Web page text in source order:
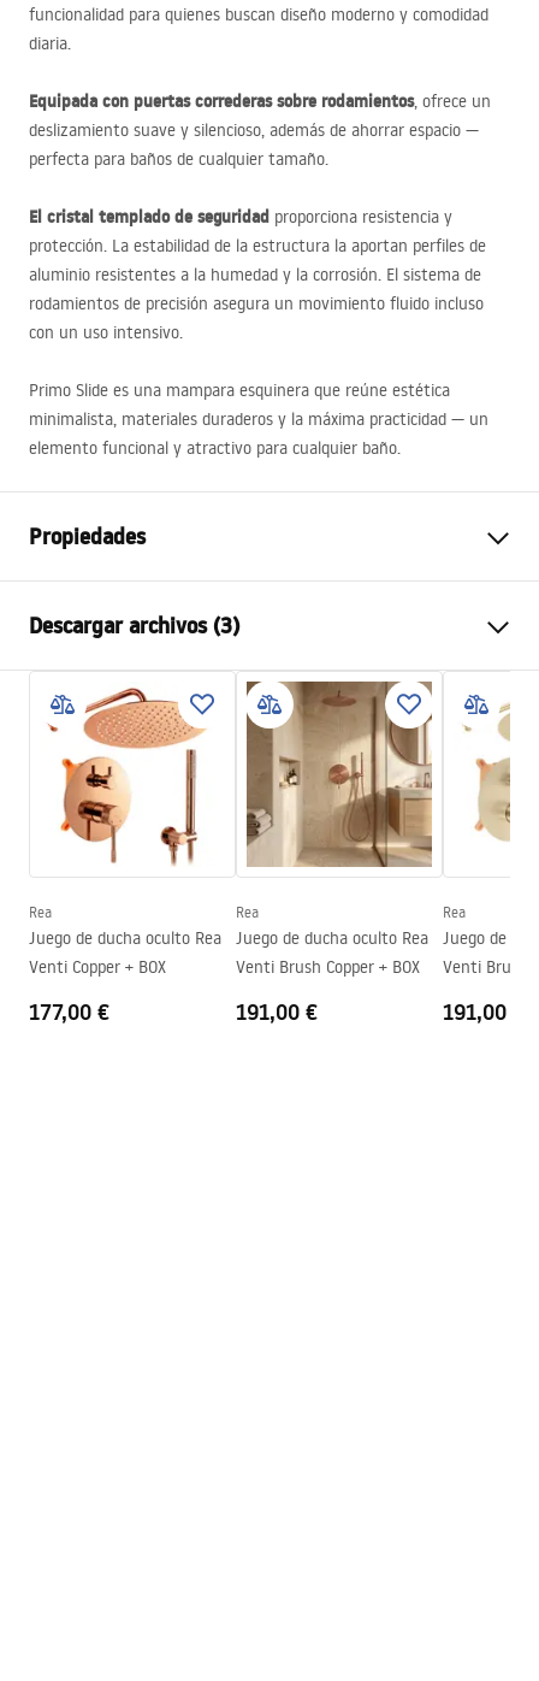
funcionalidad para quienes buscan diseño moderno y comodidad
diaria.
Equipada con puertas correderas sobre rodamientos, ofrece un
deslizamiento suave y silencioso, además de ahorrar espacio —
perfecta para baños de cualquier tamaño.
El cristal templado de seguridad proporciona resistencia y
protección. La estabilidad de la estructura la aportan perfiles de
aluminio resistentes a la humedad y la corrosión. El sistema de
rodamientos de precisión asegura un movimiento fluido incluso
con un uso intensivo.
Primo Slide es una mampara esquinera que reúne estética
minimalista, materiales duraderos y la máxima practicidad — un
elemento funcional y atractivo para cualquier baño.
Propiedades
Color
Tipo de cabina
Esquina
Color del vidrio
Transparent 4mm
Método de apertura
Corredizo
Seria
Primo
Montaje
En el plato de ducha o en el
suelo
Dirección de la cabina
Izquierda o Derecha
Garantía
2 años
Revestimiento Easy Clean
No
Descargar archivos (3)
Warunki bezpieczeństwa
WARUNKI BEZPIECZENSTWA KABINY DRZWI
PARAWANY.pdf
Instrucciones de montaje
Kabina Primo Slide.pdf
PRIMO SLIDE WITH SIDE PANEL.pdf
Rea
Juego de ducha oculto Rea
Venti Copper + BOX
177,00 €
Rea
Juego de ducha oculto Rea
Venti Brush Copper + BOX
191,00 €
Rea
Juego de
Venti Brush
191,00 €